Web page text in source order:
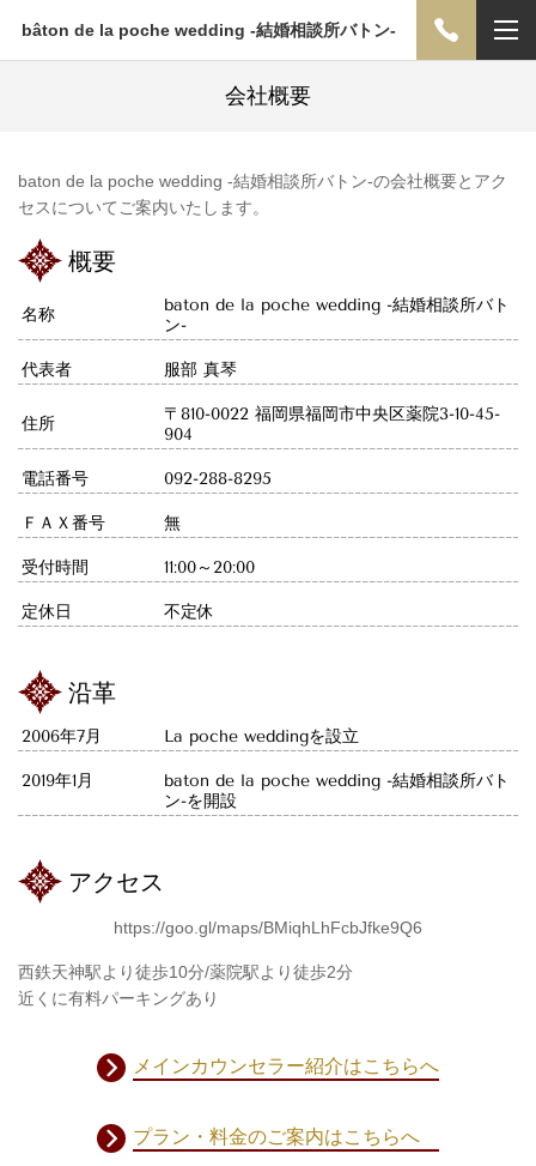
bâton de la poche wedding -結婚相談所バトン-
会社概要
baton de la poche wedding -結婚相談所バトン-の会社概要とアク
セスについてご案内いたします。
概要
名称
baton de la poche wedding -結婚相談所バト
ン-
代表者 服部 真琴
住所
〒810-0022 福岡県福岡市中央区薬院3-10-45-
904
電話番号 092-288-8295
ＦＡＸ番号 無
受付時間 11:00～20:00
定休日 不定休
沿革
2006年7月 La poche weddingを設立
2019年1月
baton de la poche wedding -結婚相談所バト
ン-を開設
アクセス
https://goo.gl/maps/BMiqhLhFcbJfke9Q6
西鉄天神駅より徒歩10分/薬院駅より徒歩2分
近くに有料パーキングあり
メインカウンセラー紹介はこちらへ
プラン・料金のご案内はこちらへ